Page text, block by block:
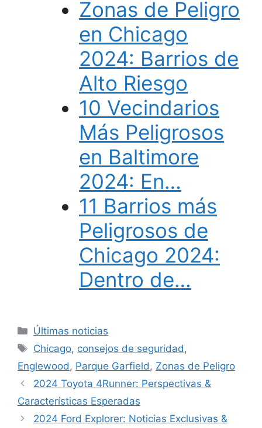
Zonas de Peligro
en Chicago
2024: Barrios de
Alto Riesgo
10 Vecindarios
Más Peligrosos
en Baltimore
2024: En…
11 Barrios más
Peligrosos de
Chicago 2024:
Dentro de…
Categories
Últimas noticias
Tags
Chicago, consejos de seguridad,
Englewood, Parque Garfield, Zonas de Peligro
2024 Toyota 4Runner: Perspectivas &
Características Esperadas
2024 Ford Explorer: Noticias Exclusivas &